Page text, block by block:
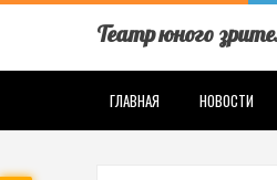
Театр юного
ГЛАВНАЯ НОВОСТИ